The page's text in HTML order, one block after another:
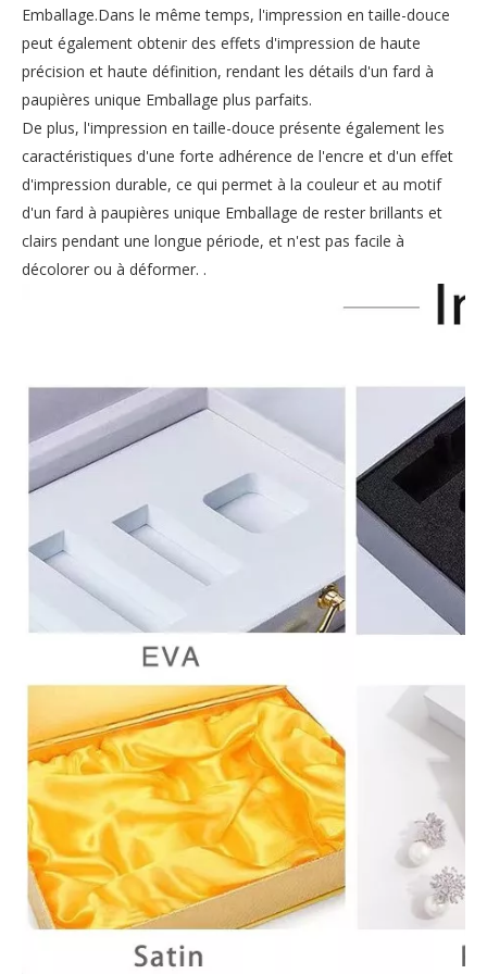
Emballage.Dans le même temps, l'impression en taille-douce
peut également obtenir des effets d'impression de haute
précision et haute définition, rendant les détails d'un fard à
paupières unique Emballage plus parfaits.
De plus, l'impression en taille-douce présente également les
caractéristiques d'une forte adhérence de l'encre et d'un effet
d'impression durable, ce qui permet à la couleur et au motif
d'un fard à paupières unique Emballage de rester brillants et
clairs pendant une longue période, et n'est pas facile à
décolorer ou à déformer. .